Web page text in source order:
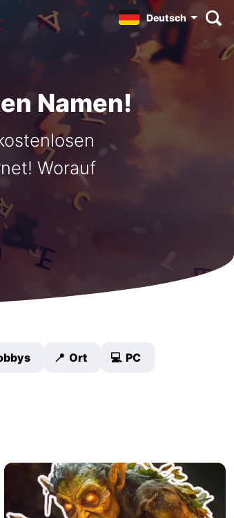
Deutsch
Namen!
Worauf
📍 Ort 💻 PC